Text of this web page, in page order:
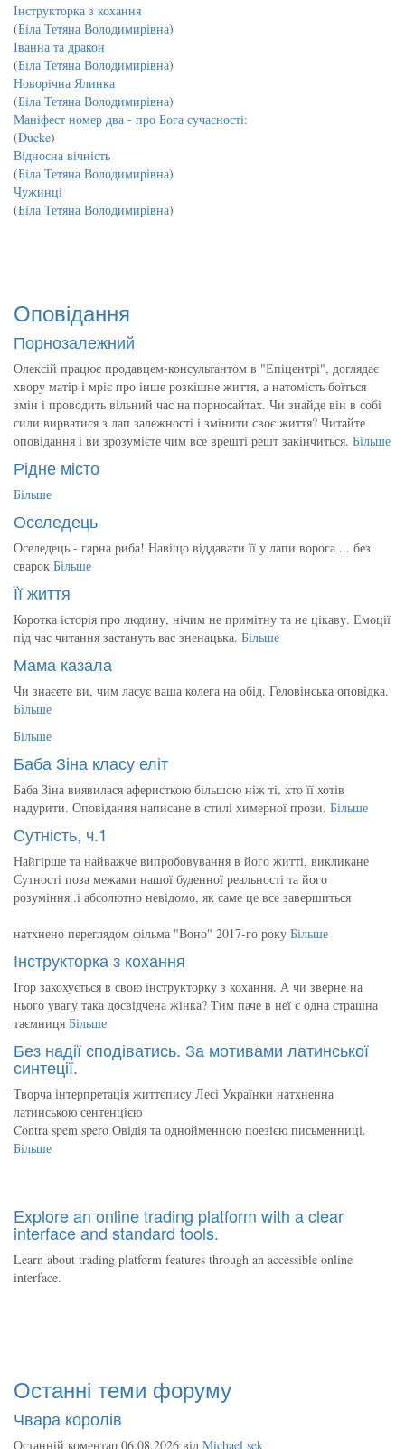
Інструкторка з кохання
(Біла Тетяна Володимирівна)
Іванна та дракон
(Біла Тетяна Володимирівна)
Новорічна Ялинка
(Біла Тетяна Володимирівна)
Маніфест номер два - про Бога сучасності:
(Ducke)
Відносна вічність
(Біла Тетяна Володимирівна)
Чужинці
(Біла Тетяна Володимирівна)
Оповідання
Порнозалежний
Олексій працює продавцем-консультантом в "Епіцентрі", доглядає
хвору матір і мріє про інше розкішне життя, а натомість боїться
змін і проводить вільний час на порносайтах. Чи знайде він в собі
сили вирватися з лап залежності і змінити своє життя? Читайте
оповідання і ви зрозумієте чим все врешті решт закінчиться. Більше
Рідне місто
Більше
Оселедець
Оселедець - гарна риба! Навіщо віддавати її у лапи ворога ... без
сварок Більше
Її життя
Коротка історія про людину, нічим не примітну та не цікаву. Емоції
під час читання застануть вас зненацька. Більше
Мама казала
Чи знаєете ви, чим ласує ваша колега на обід. Геловінська оповідка.
Більше
Більше
Баба Зіна класу еліт
Баба Зіна виявилася аферисткою більшою ніж ті, хто її хотів
надурити. Оповідання написане в стилі химерної прози. Більше
Сутність, ч.1
Найгірше та найважче випробовування в його житті, викликане
Сутності поза межами нашої буденної реальності та його
розуміння..і абсолютно невідомо, як саме це все завершиться
натхнено переглядом фільма "Воно" 2017-го року Більше
Інструкторка з кохання
Ігор закохується в свою інструкторку з кохання. А чи зверне на
нього увагу така досвідчена жінка? Тим паче в неї є одна страшна
таємниця Більше
Без надії сподіватись. За мотивами латинської
синтеції.
Творча інтерпретація життєпису Лесі Українки натхненна
латинською сентенцією
Contra spem spero Овідія та однойменною поезією письменниці.
Більше
Explore an online trading platform with a clear
interface and standard tools.
Learn about trading platform features through an accessible online
interface.
Останні теми форуму
Чвара королів
Останній коментар 06.08.2026 від Michael sek